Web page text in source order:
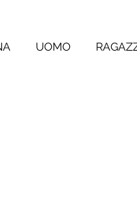
UOMO